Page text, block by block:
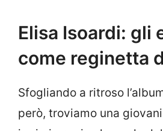
Elisa Isoardi: gli
come reginetta
Sfogliando a ritroso
però, troviamo una